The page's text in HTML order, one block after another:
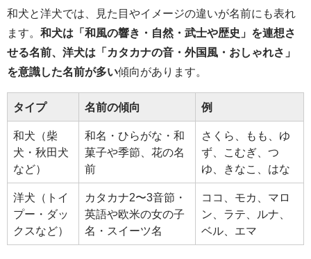
和犬と洋犬では、見た目やイメージの違いが名前にも表れ
ます。 和犬は「和風の響き・自然・武士や歴史」を連想さ
せる名前、洋犬は「カタカナの音・外国風・おしゃれさ」
を意識した名前が多い傾向があります。
タイプ 名前の傾向 例
和犬（柴
犬・秋田犬
など）
和名・ひらがな・和
菓子や季節、花の名
前
さくら、もも、ゆ
ず、こむぎ、つ
ゆ、きなこ、はな
洋犬（トイ
プー・ダッ
クスなど）
カタカナ2〜3音節・
英語や欧米の女の子
名・スイーツ名
ココ、モカ、マロ
ン、ラテ、ルナ、
ベル、エマ